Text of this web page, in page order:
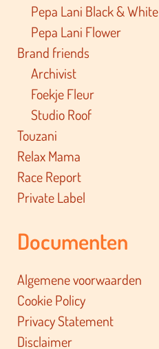
Pepa Lani Black & White
Pepa Lani Flower
Brand friends
Archivist
Foekje Fleur
Studio Roof
Touzani
Relax Mama
Race Report
Private Label
Documenten
Algemene voorwaarden
Cookie Policy
Privacy Statement
Disclaimer